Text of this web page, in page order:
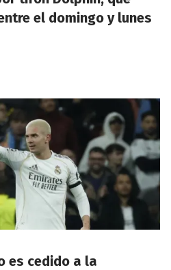
el domingo y lunes
es cedido a la